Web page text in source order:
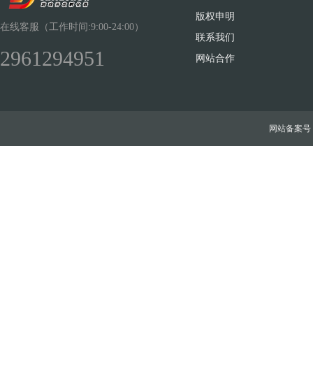
在线客服（工作时间:9:00-24:00）
2961294951
版权申明
联系我们
网站合作
网站备案号